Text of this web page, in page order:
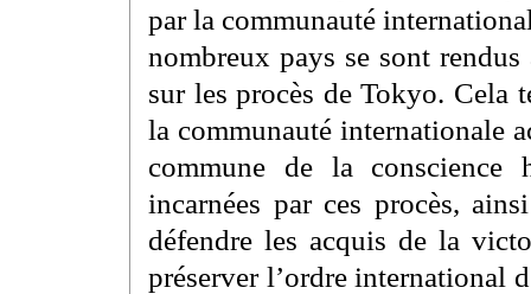
par la communauté
nombreux pays se sont
sur les procès de Tokyo. Cela
la communauté internationale
commune de la
incarnées par ces procès,
défendre les acquis de la
préserver l’ordre international